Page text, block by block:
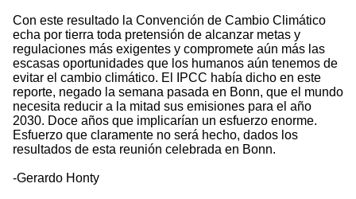
Con este resultado la Convención de Cambio Climático
echa por tierra toda pretensión de alcanzar metas y
regulaciones más exigentes y compromete aún más las
escasas oportunidades que los humanos aún tenemos de
evitar el cambio climático. El IPCC había dicho en este
reporte, negado la semana pasada en Bonn, que el mundo
necesita reducir a la mitad sus emisiones para el año
2030. Doce años que implicarían un esfuerzo enorme.
Esfuerzo que claramente no será hecho, dados los
resultados de esta reunión celebrada en Bonn.
-Gerardo Honty